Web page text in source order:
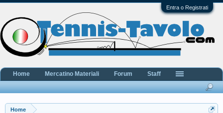
Entra o Registrati
Home
Home Mercatino Materiali Forum Staff